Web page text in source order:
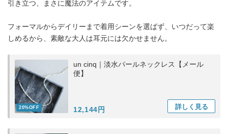
引き立つ、まさに魔法のアイテムです。
フォーマルからデイリーまで着用シーンを選ばず、いつだって楽
しめるから、素敵な大人は耳元には欠かせません。
20%OFF
un cinq｜淡水パールネックレス【メール
便】
12,144円 詳しく 見る